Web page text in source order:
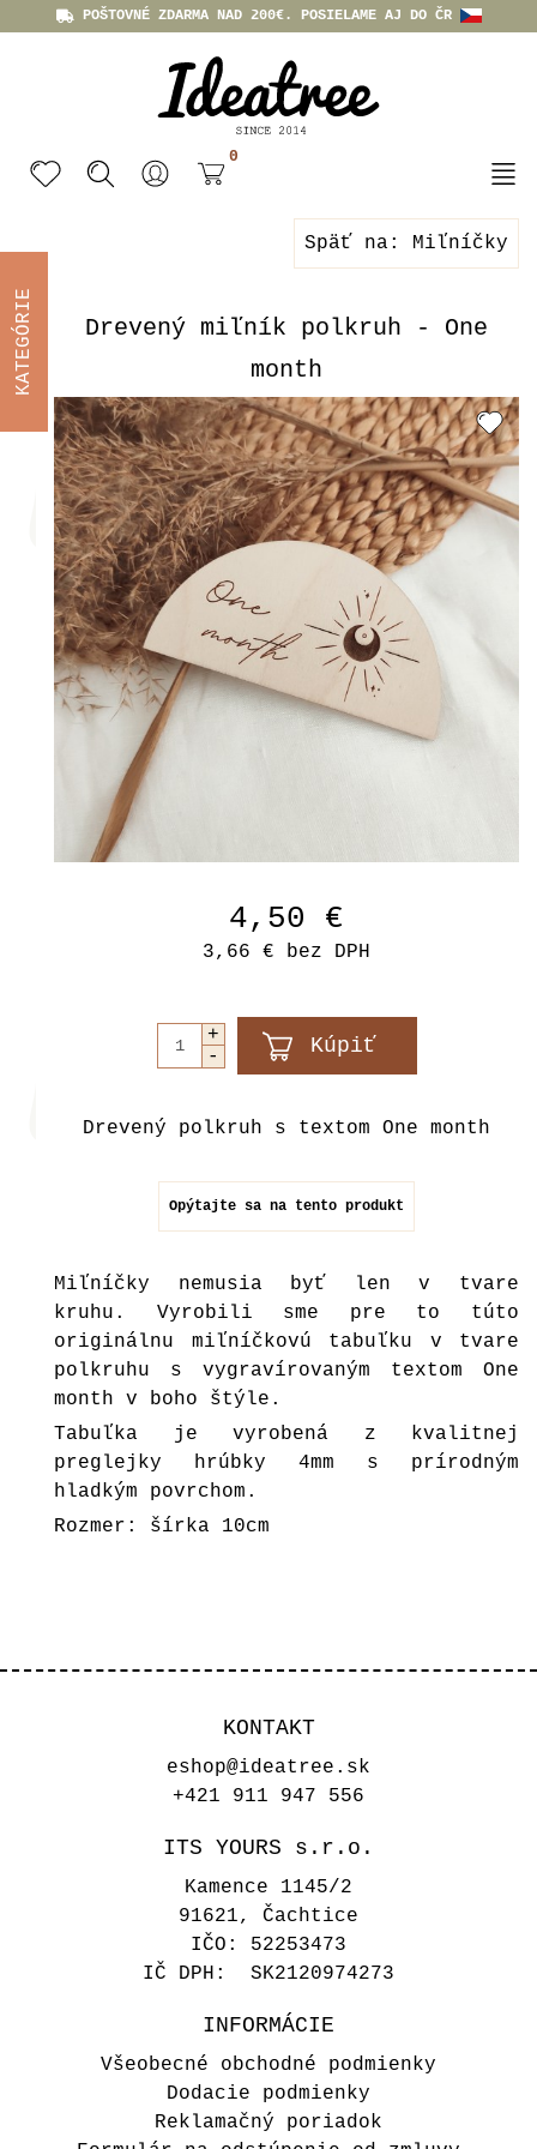
POŠTOVNÉ ZDARMA NAD 200€. POSIELAME AJ DO ČR
0
Späť na: Miľníčky
Drevený miľník polkruh - One
month
4,50 €
3,66 € bez DPH
Drevený polkruh s textom One month
Opýtajte sa na tento produkt
Miľníčky nemusia byť len v tvare
kruhu. Vyrobili sme pre to túto
originálnu miľníčkovú tabuľku v tvare
polkruhu s vygravírovaným textom One
month v boho štýle.
Tabuľka je vyrobená z kvalitnej
preglejky hrúbky 4mm s prírodným
hladkým povrchom.
Rozmer: šírka 10cm
KONTAKT
eshop@ideatree.sk
+421 911 947 556
ITS YOURS s.r.o.
Kamence 1145/2
91621, Čachtice
IČO: 52253473
IČ DPH: SK2120974273
INFORMÁCIE
Všeobecné obchodné podmienky
Dodacie podmienky
Reklamačný poriadok
KATEGÓRIE